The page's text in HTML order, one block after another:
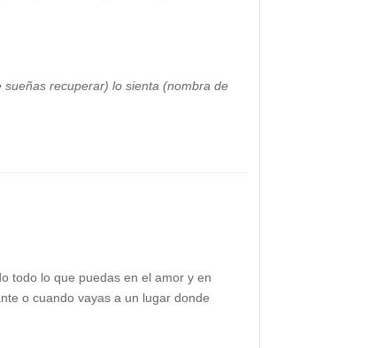
recuperar) lo sienta (nombra de
todo lo que puedas en el amor y en
o cuando vayas a un lugar donde